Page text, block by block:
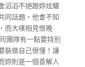
滔滔不絕跟妳炫耀
同話題，他會不知
而大嘆相見恨晚
團隊有一點要特別
裝做自己很懂！讓
妳則是一個善解人